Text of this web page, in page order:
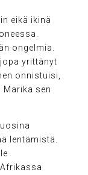
eikä ikinä
ongelmia.
yrittänyt
onnistuisi,
sen
lentämistä.